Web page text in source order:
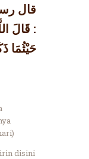
قال
: قَالَ
حَيْثُمَا
disini